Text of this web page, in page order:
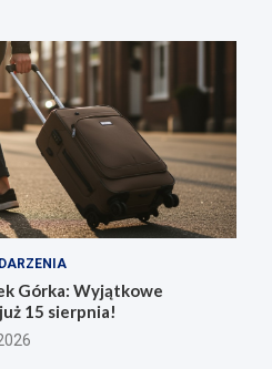
Górka: Wyjątkowe
15 sierpnia!